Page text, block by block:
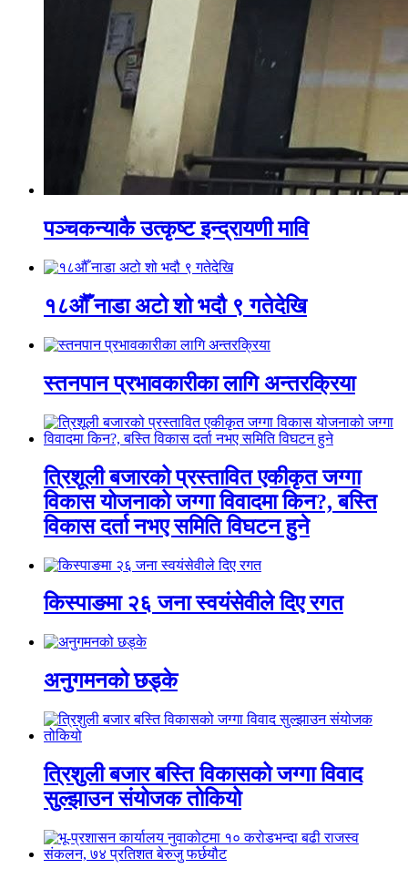
पञ्चकन्याकै उत्कृष्ट इन्द्रायणी मावि
१८औँ नाडा अटो शो भदौ ९ गतेदेखि
स्तनपान प्रभावकारीका लागि अन्तरक्रिया
त्रिशूली बजारको प्रस्तावित एकीकृत जग्गा
विकास योजनाको जग्गा विवादमा किन?, बस्ति
विकास दर्ता नभए समिति विघटन हुने
किस्पाङमा २६ जना स्वयंसेवीले दिए रगत
अनुगमनको छड्के
त्रिशुली बजार बस्ति विकासको जग्गा विवाद
सुल्झाउन संयोजक तोकियो